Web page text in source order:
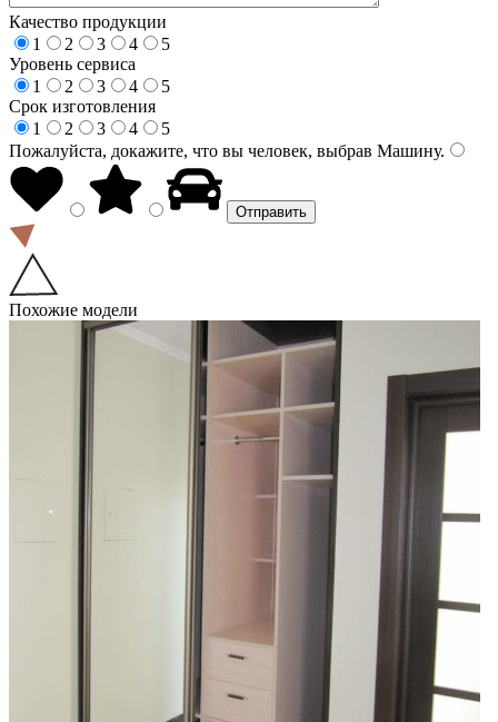
Качество продукции
1
2 3 4
5
Уровень сервиса
1
2 3 4
5
Срок изготовления
1
2 3 4
5
Пожалуйста, докажите, что вы человек, выбрав Машину.
Похожие модели